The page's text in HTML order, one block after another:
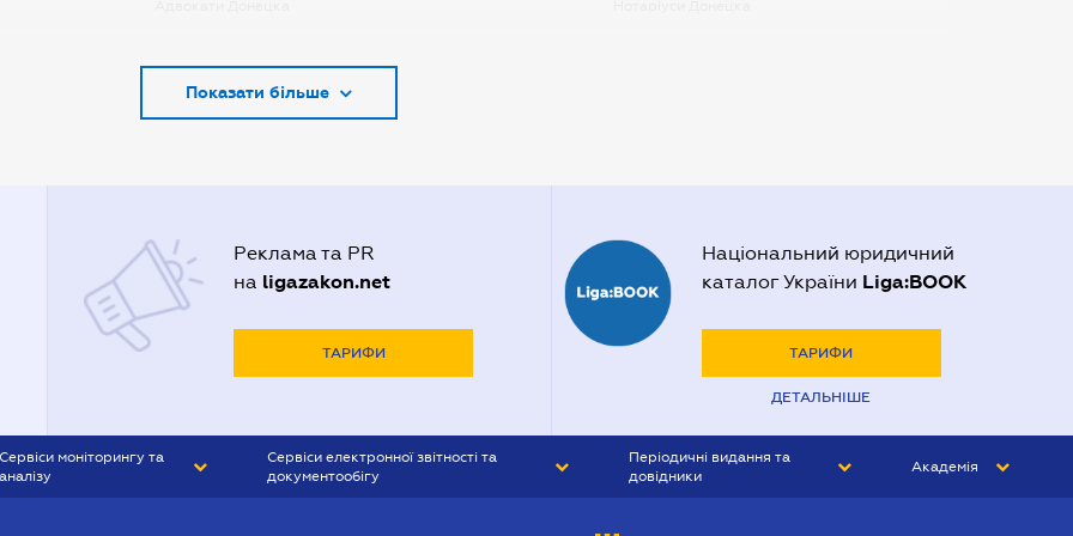
Адвокати Києва
Адвокати Полтави
Адвокати Харькова
Адвокаты Кривого Рогу
Показати більше
Реклама та PR
на ligazakon.net
ТАРИФИ
Національний юридичний
каталог України Liga:BOOK
ТАРИФИ
ДЕТАЛЬНІШЕ
Сервіси моніторингу та
аналізу
Сервіси електронної звітності та
документообігу
Періодичні видання та
довідники
Академія